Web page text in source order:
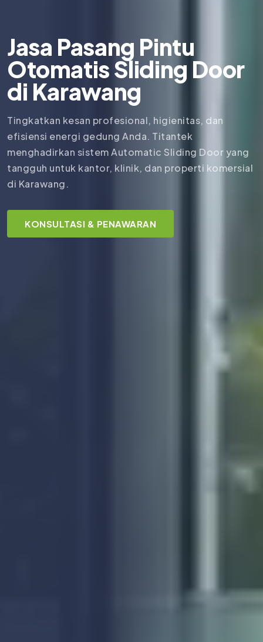
Jasa Pasang Pintu
Otomatis Sliding Door
di Karawang
Tingkatkan kesan profesional, higienitas, dan
efisiensi energi gedung Anda. Titantek
menghadirkan sistem Automatic Sliding Door yang
tangguh untuk kantor, klinik, dan properti komersial
di Karawang.
KONSULTASI & PENAWARAN